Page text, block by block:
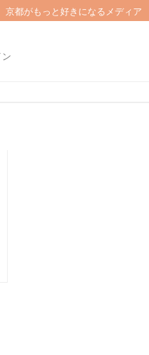
京都がもっと好きになるメディア
ン